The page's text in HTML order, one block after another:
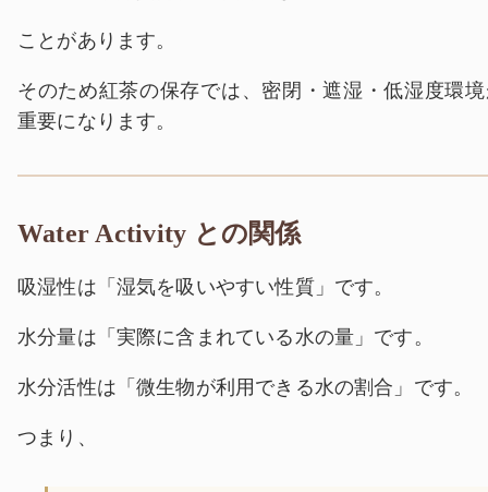
ことがあります。
そのため紅茶の保存では、密閉・遮湿・低湿度環
重要になります。
Water Activity との関係
吸湿性は「湿気を吸いやすい性質」です。
水分量は「実際に含まれている水の量」です。
水分活性は「微生物が利用できる水の割合」です。
つまり、